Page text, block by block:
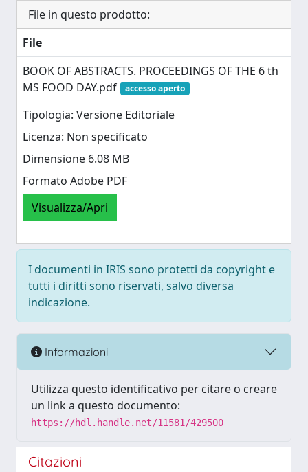
File in questo prodotto:
File
BOOK OF ABSTRACTS. PROCEEDINGS OF THE 6 th
MS FOOD DAY.pdf
accesso aperto
Tipologia: Versione Editoriale
Licenza: Non specificato
Dimensione 6.08 MB
Formato Adobe PDF
Visualizza/Apri
I documenti in IRIS sono protetti da copyright e
tutti i diritti sono riservati, salvo diversa
indicazione.
Informazioni
Utilizza questo identificativo per citare o creare
un link a questo documento:
https://hdl.handle.net/11581/429500
Citazioni